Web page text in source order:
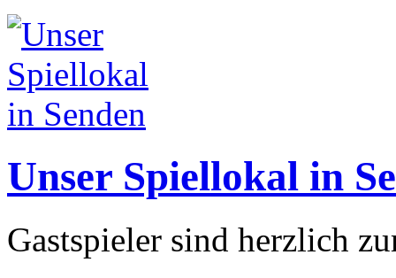
Unser Spiellokal in
Gastspieler sind herzlich